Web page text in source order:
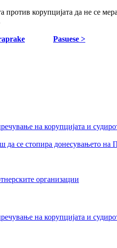
корупцијата да не се
Pasuese >
на корупцијата и
се стопира донесувањето
организации
на корупцијата и